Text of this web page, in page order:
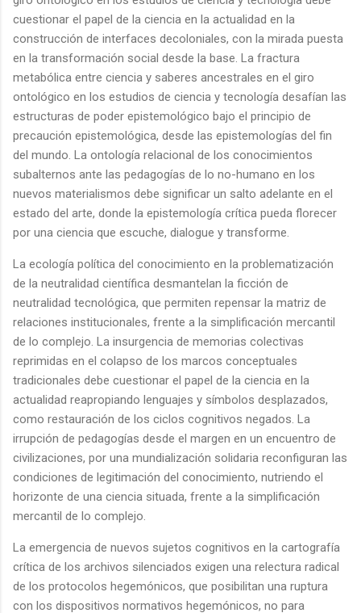
cuestionar el papel de la ciencia en la actualidad en la
construcción de interfaces decoloniales, con la mirada puesta
en la transformación social desde la base. La fractura
metabólica entre ciencia y saberes ancestrales en el giro
ontológico en los estudios de ciencia y tecnología desafían las
estructuras de poder epistemológico bajo el principio de
precaución epistemológica, desde las epistemologías del fin
del mundo. La ontología relacional de los conocimientos
subalternos ante las pedagogías de lo no-humano en los
nuevos materialismos debe significar un salto adelante en el
estado del arte, donde la epistemología crítica pueda florecer
por una ciencia que escuche, dialogue y transforme.
La ecología política del conocimiento en la problematización
de la neutralidad científica desmantelan la ficción de
neutralidad tecnológica, que permiten repensar la matriz de
relaciones institucionales, frente a la simplificación mercantil
de lo complejo. La insurgencia de memorias colectivas
reprimidas en el colapso de los marcos conceptuales
tradicionales debe cuestionar el papel de la ciencia en la
actualidad reapropiando lenguajes y símbolos desplazados,
como restauración de los ciclos cognitivos negados. La
irrupción de pedagogías desde el margen en un encuentro de
civilizaciones, por una mundialización solidaria reconfiguran las
condiciones de legitimación del conocimiento, nutriendo el
horizonte de una ciencia situada, frente a la simplificación
mercantil de lo complejo.
La emergencia de nuevos sujetos cognitivos en la cartografía
crítica de los archivos silenciados exigen una relectura radical
de los protocolos hegemónicos, que posibilitan una ruptura
con los dispositivos normativos hegemónicos, no para